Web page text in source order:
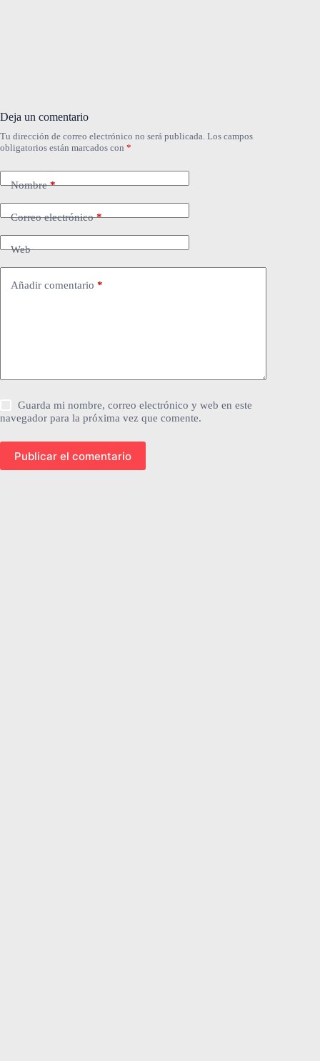
Deja un comentario
Tu dirección de correo electrónico no será publicada. Los campos
obligatorios están marcados con *
Nombre*
Correo electrónico*
Web
Añadir comentario *
Guarda mi nombre, correo electrónico y web en este
navegador para la próxima vez que comente.
Publicar el comentario